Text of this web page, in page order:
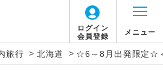
ログイン
会員登録
メニュー
旅行 > 北海道 > ☆6～8月出発限定☆
説明
」に関するご案内